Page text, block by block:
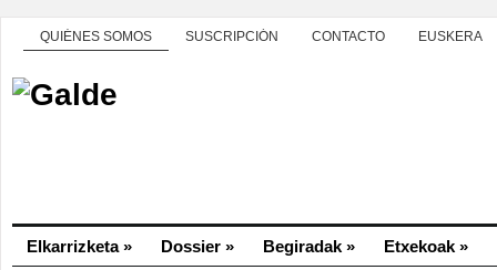
QUIÉNES SOMOS SUSCRIPCIÓN CONTACTO EUSKERA
Elkarrizketa» Dossier » Begiradak » Etxekoak »